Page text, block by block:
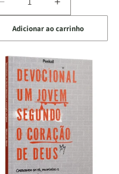
Diminuir
a
quantidade
de
Devocional
Café
com
Mulheres
da
Bíblia
Equipe
Teológica
Penkal
Aumentar
a
quantidade
de
Devocional
Café
com
Mulheres
da
Bíblia
|
Equipe
Teológica
Penkal
Adicionar ao carrinho